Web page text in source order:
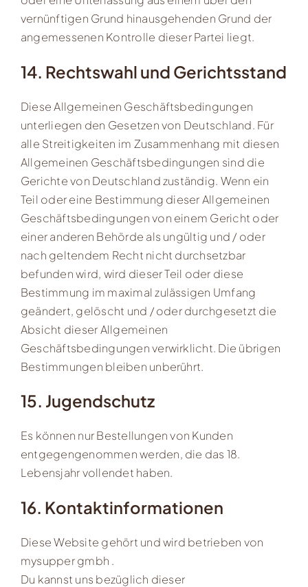
vernünftigen Grund hinausgehenden Grund der
angemessenen Kontrolle dieser Partei liegt.
14. Rechtswahl und Gerichtsstand
Diese Allgemeinen Geschäftsbedingungen
unterliegen den Gesetzen von Deutschland. Für
alle Streitigkeiten im Zusammenhang mit diesen
Allgemeinen Geschäftsbedingungen sind die
Gerichte von Deutschland zuständig. Wenn ein
Teil oder eine Bestimmung dieser Allgemeinen
Geschäftsbedingungen von einem Gericht oder
einer anderen Behörde als ungültig und / oder
nach geltendem Recht nicht durchsetzbar
befunden wird, wird dieser Teil oder diese
Bestimmung im maximal zulässigen Umfang
geändert, gelöscht und / oder durchgesetzt die
Absicht dieser Allgemeinen
Geschäftsbedingungen verwirklicht. Die übrigen
Bestimmungen bleiben unberührt.
15. Jugendschutz
Es können nur Bestellungen von Kunden
entgegengenommen werden, die das 18.
Lebensjahr vollendet haben.
16. Kontaktinformationen
Diese Website gehört und wird betrieben von
mysupper gmbh .
Du kannst uns bezüglich dieser